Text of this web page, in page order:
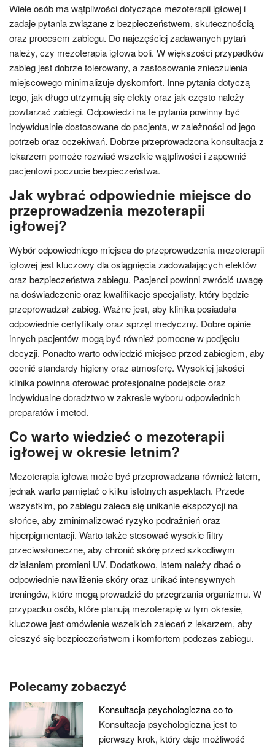
Wiele osób ma wątpliwości dotyczące mezoterapii igłowej i
zadaje pytania związane z bezpieczeństwem, skutecznością
oraz procesem zabiegu. Do najczęściej zadawanych pytań
należy, czy mezoterapia igłowa boli. W większości przypadków
zabieg jest dobrze tolerowany, a zastosowanie znieczulenia
miejscowego minimalizuje dyskomfort. Inne pytania dotyczą
tego, jak długo utrzymują się efekty oraz jak często należy
powtarzać zabiegi. Odpowiedzi na te pytania powinny być
indywidualnie dostosowane do pacjenta, w zależności od jego
potrzeb oraz oczekiwań. Dobrze przeprowadzona konsultacja z
lekarzem pomoże rozwiać wszelkie wątpliwości i zapewnić
pacjentowi poczucie bezpieczeństwa.
Jak wybrać odpowiednie miejsce do
przeprowadzenia mezoterapii
igłowej?
Wybór odpowiedniego miejsca do przeprowadzenia mezoterapii
igłowej jest kluczowy dla osiągnięcia zadowalających efektów
oraz bezpieczeństwa zabiegu. Pacjenci powinni zwrócić uwagę
na doświadczenie oraz kwalifikacje specjalisty, który będzie
przeprowadzał zabieg. Ważne jest, aby klinika posiadała
odpowiednie certyfikaty oraz sprzęt medyczny. Dobre opinie
innych pacjentów mogą być również pomocne w podjęciu
decyzji. Ponadto warto odwiedzić miejsce przed zabiegiem, aby
ocenić standardy higieny oraz atmosferę. Wysokiej jakości
klinika powinna oferować profesjonalne podejście oraz
indywidualne doradztwo w zakresie wyboru odpowiednich
preparatów i metod.
Co warto wiedzieć o mezoterapii
igłowej w okresie letnim?
Mezoterapia igłowa może być przeprowadzana również latem,
jednak warto pamiętać o kilku istotnych aspektach. Przede
wszystkim, po zabiegu zaleca się unikanie ekspozycji na
słońce, aby zminimalizować ryzyko podrażnień oraz
hiperpigmentacji. Warto także stosować wysokie filtry
przeciwsłoneczne, aby chronić skórę przed szkodliwym
działaniem promieni UV. Dodatkowo, latem należy dbać o
odpowiednie nawilżenie skóry oraz unikać intensywnych
treningów, które mogą prowadzić do przegrzania organizmu. W
przypadku osób, które planują mezoterapię w tym okresie,
kluczowe jest omówienie wszelkich zaleceń z lekarzem, aby
cieszyć się bezpieczeństwem i komfortem podczas zabiegu.
Polecamy zobaczyć
Konsultacja psychologiczna co to
Konsultacja psychologiczna jest to
pierwszy krok, który daje możliwość